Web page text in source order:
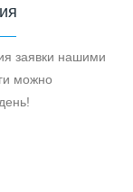
заявки нашими
можно